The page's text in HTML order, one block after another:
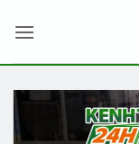
qua